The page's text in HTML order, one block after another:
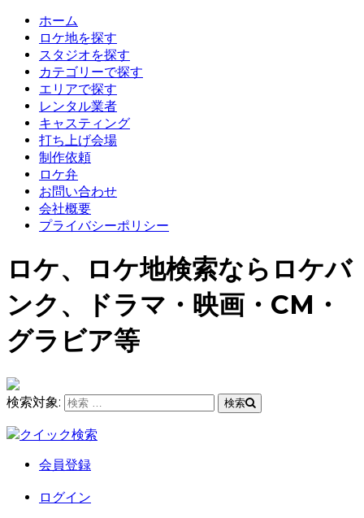
ホーム
ロケ地を探す
スタジオを探す
カテゴリーで探す
エリアで探す
レンタル業者
キャスティング
打ち上げ会場
制作依頼
ロケ弁
お問い合わせ
会社概要
プライバシーポリシー
ロケ、ロケ地検索ならロケバ
ンク、ドラマ・映画・CM・
グラビア等
検索対象: 検索
クイック検索
会員登録
ログイン